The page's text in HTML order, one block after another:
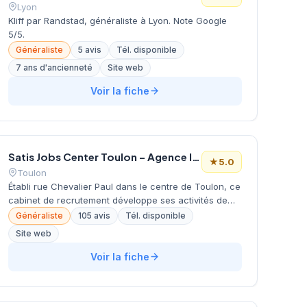
premiers clients.
Lyon
Kliff par Randstad, généraliste à Lyon. Note Google
5/5.
Généraliste 5 avis
Tél. disponible
7 ans d'ancienneté
Site web
Voir la fiche
Toulon
★5.0
Établi rue Chevalier Paul dans le centre de Toulon, ce
cabinet de recrutement développe ses activités de
placement et d'accompagnement professionnel
depuis son implantation locale. La structure bénéficie
d'une reconnaissance particulière de sa clientèle,
comme en témoigne sa notation maximale de 5
Généraliste 105 avis
Tél. disponible
Site web
Voir la fiche